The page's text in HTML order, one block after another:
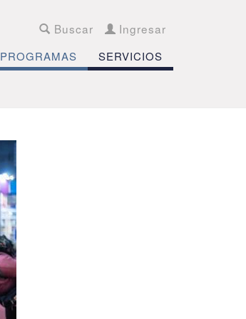
PROGRAMAS SERVICIOS
Buscar Ingresar